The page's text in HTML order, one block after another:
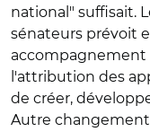
national" suffisait.
sénateurs prévoit
accompagnement
l'attribution des
de créer,
Autre